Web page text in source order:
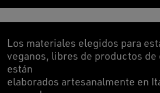
Los materiales elegidos para
veganos, libres de productos de
están
elaborados artesanalmente en